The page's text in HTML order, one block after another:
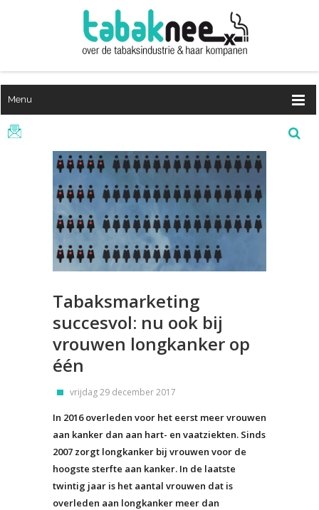
Menu
Tabaksmarketing
succesvol: nu ook bij
vrouwen longkanker op
één
vrijdag 29 december 2017
In 2016 overleden voor het eerst meer vrouwen
aan kanker dan aan hart- en vaatziekten. Sinds
2007 zorgt longkanker bij vrouwen voor de
hoogste sterfte aan kanker. In de laatste
twintig jaar is het aantal vrouwen dat is
overleden aan longkanker meer dan